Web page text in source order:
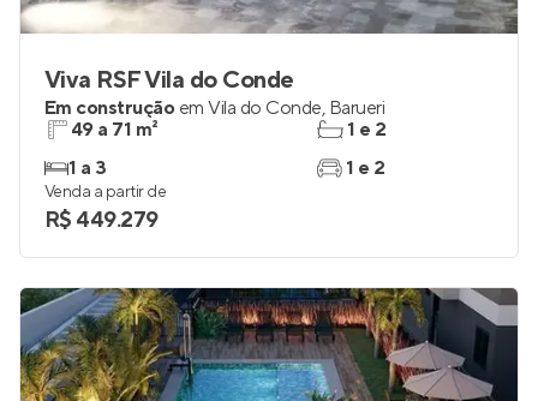
Viva RSF Vila do Conde
Em construção em Vila do Conde, Barueri
49 a 71 m²
1 a 3
1 e 2
1 e 2
Venda a partir de
R$ 449.279